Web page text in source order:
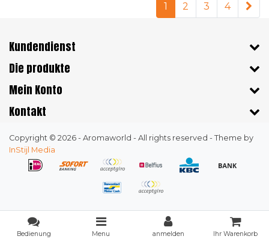
1 2 3 4
Kundendienst
Die produkte
Mein Konto
Kontakt
Copyright © 2026 - Aromaworld - All rights reserved - Theme by
InStijl Media
Bedienung Menu anmelden Ihr Warenkorb